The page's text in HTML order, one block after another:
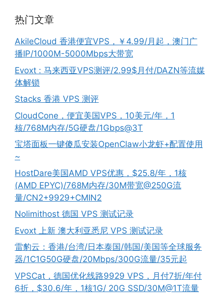
热门文章
AkileCloud 香港便宜VPS，￥4.99/月起，澳门广
播IP/1000M-5000Mbps大带宽
Evoxt : 马来西亚VPS测评/2.99$月付/DAZN等流媒
体解锁
Stacks 香港 VPS 测评
CloudCone，便宜美国VPS，10美元/年，1
核/768M内存/5G硬盘/1Gbps@3T
宝塔面板一键傻瓜安装OpenClaw小龙虾+配置使用
~
HostDare美国AMD VPS优惠，$25.8/年，1核
(AMD EPYC)/768M内存/30M带宽@250G流
量/CN2+9929+CMIN2
Nolimithost 德国 VPS 测试记录
Evoxt 上新 澳大利亚悉尼 VPS 测试记录
雷豹云：香港/台湾/日本泰国/韩国/美国等全球服务
器/1C1G50G硬盘/20Mbps/300G流量/35元起
VPSCat，德国优化线路9929 VPS，月付7折/年付
6折，$30.6/年，1核1G/ 20G SSD/30M@1T流量